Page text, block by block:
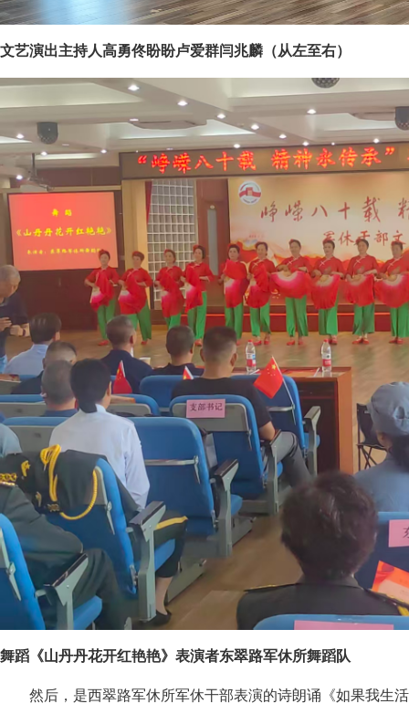
文艺演出主持人高勇佟盼盼卢爱群闫兆麟（从左至右）
舞蹈《山丹丹花开红艳艳》表演者东翠路军休所舞蹈队
然后，是西翠路军休所军休干部表演的诗朗诵《如果我生